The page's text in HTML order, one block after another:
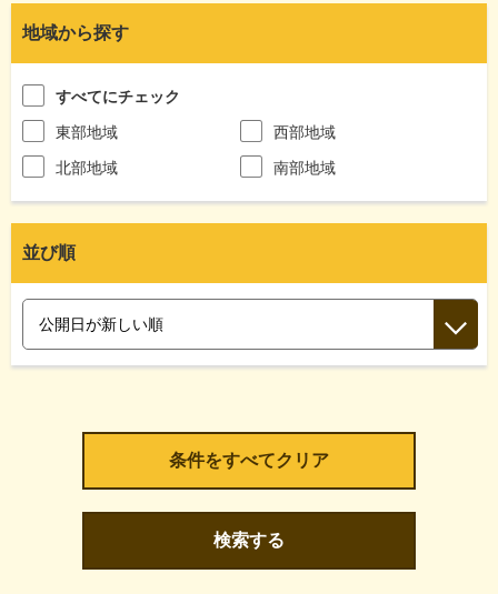
地域から探す
すべてにチェック
東部地域
西部地域
北部地域
南部地域
並び順
検索する